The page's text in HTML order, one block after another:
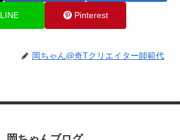
LINE Pinterest
岡ちゃん@奇Tクリエイター師範代